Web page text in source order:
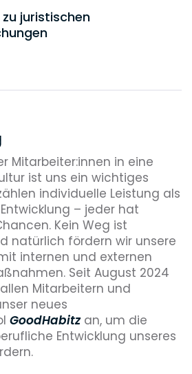
juristischen
Mitarbeiter:innen in eine
ist uns ein wichtiges
individuelle Leistung als
– jeder hat
Kein Weg ist
natürlich fördern wir unsere
internen und externen
Seit August 2024
Mitarbeitern und
neues
GoodHabitz an, um die
Entwicklung unseres